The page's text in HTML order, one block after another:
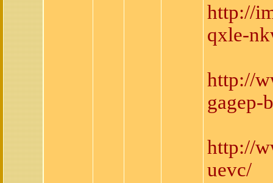
http://
qxle-
http://
http://
uevc/